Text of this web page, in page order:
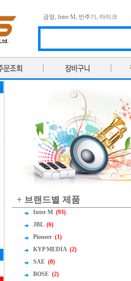
금영, Inter M, 반주기 , 마이크
+ 브랜드별 제품
Inter M (93)
JBL (6)
Pioneer (1)
KYP MEDIA (2)
SAE (0)
BOSE (2)